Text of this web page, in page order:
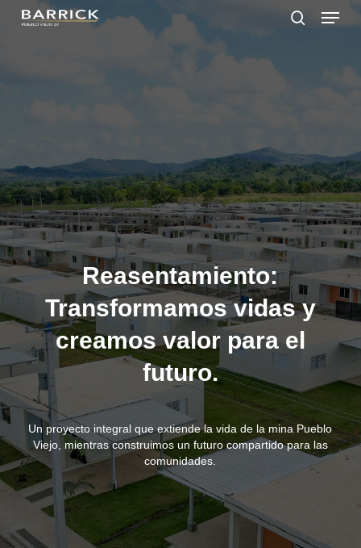
Skip
Menu
Reasentamiento:
Transformamos vidas y
creamos valor para el
futuro.
Un proyecto integral que extiende la vida de la mina Pueblo
Viejo, mientras construimos un futuro compartido para las
comunidades.